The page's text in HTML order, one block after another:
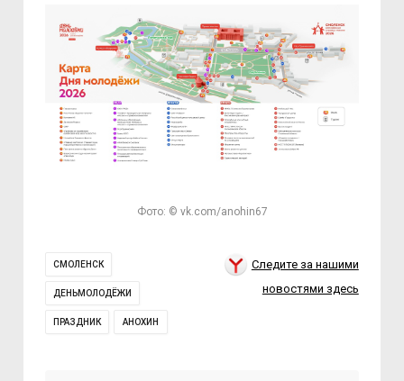
Фото: © vk.com/anohin67
СМОЛЕНСК
ДЕНЬМОЛОДЁЖИ
ПРАЗДНИК АНОХИН
Следите за нашими
новостями здесь